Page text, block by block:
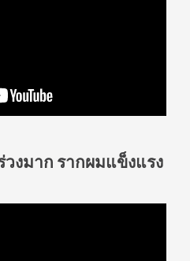
งมาก รากผมแข็งแรง